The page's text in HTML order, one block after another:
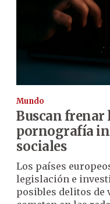
Mundo
Buscan frenar
pornografía
sociales
Los países
legislación e
posibles delitos de